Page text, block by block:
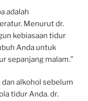
adalah
Menurut dr.
kebiasaan tidur
Anda untuk
sepanjang malam.”
alkohol sebelum
tidur Anda. dr.